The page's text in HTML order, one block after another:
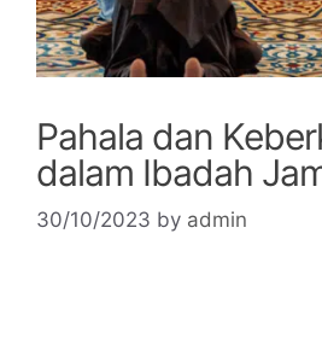
Pahala dan
dalam Ibadah
30/10/2023 by admin